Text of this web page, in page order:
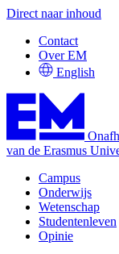
Direct naar inhoud
Contact
Over EM
English
van de Erasmus
Campus
Onderwijs
Wetenschap
Studentenleven
Opinie